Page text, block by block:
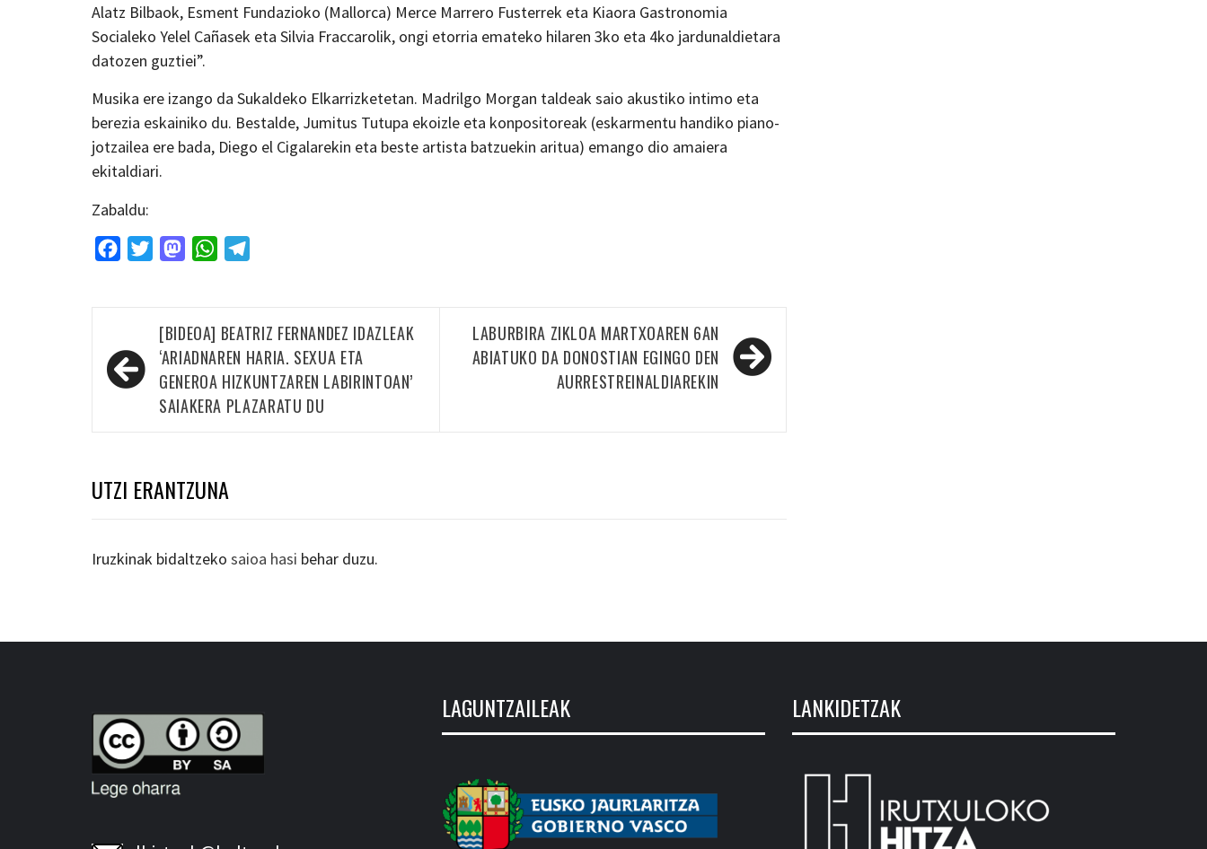
Alatz Bilbaok, Esment Fundazioko (Mallorca) Merce Marrero Fusterrek eta Kiaora Gastronomia
Socialeko Yelel Cañasek eta Silvia Fraccarolik, ongi etorria emateko hilaren 3ko eta 4ko jardunaldietara
datozen guztiei”.
Musika ere izango da Sukaldeko Elkarrizketetan. Madrilgo Morgan taldeak saio akustiko intimo eta
berezia eskainiko du. Bestalde, Jumitus Tutupa ekoizle eta konpositoreak (eskarmentu handiko piano-
jotzailea ere bada, Diego el Cigalarekin eta beste artista batzuekin aritua) emango dio amaiera
ekitaldiari.
Zabaldu:
FacebookTwitterMastodonWhatsApp
Bidalketetan
zehar
nabigatu
[BIDEOA] BEATRIZ FERNANDEZ IDAZLEAK
‘ARIADNAREN HARIA. SEXUA ETA
GENEROA HIZKUNTZAREN LABIRINTOAN’
SAIAKERA PLAZARATU DU
LABURBIRA ZIKLOA MARTXOAREN 6AN
ABIATUKO DA DONOSTIAN EGINGO DEN
AURRESTREINALDIAREKIN
UTZI ERANTZUNA
Iruzkinak bidaltzeko saioa hasi behar duzu.
LAGUNTZAILEAK LANKIDETZAK